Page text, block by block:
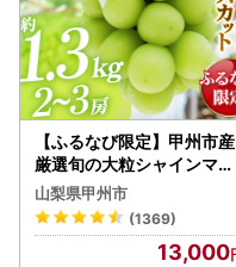
【ふるなび限定】甲州市産
厳選旬の大粒シャインマス
カット 約1.3kg 2～3房【2
026年発送】（MG）B12-
472 FN-Limited-VO シャ
インマスカット フルーツ
山梨県甲州市
(1369)
13,000